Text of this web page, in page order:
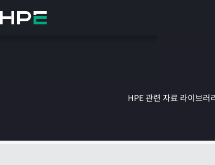
요
HPE 관련 자료 라이브러